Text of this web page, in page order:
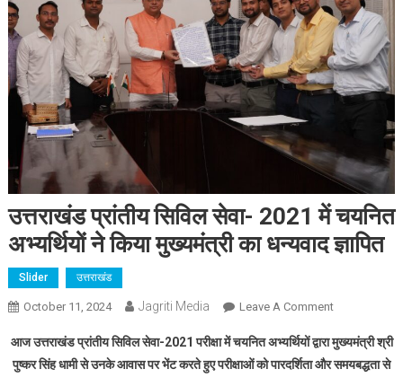
उत्तराखंड प्रांतीय सिविल सेवा- 2021 में चयनित
अभ्यर्थियों ने किया मुख्यमंत्री का धन्यवाद ज्ञापित
Slider उत्तराखंड
October 11, 2024 Jagriti Media Leave A CommentOn
प्रांतीय
सिविल
आज उत्तराखंड प्रांतीय सिविल सेवा-2021 परीक्षा में चयनित अभ्यर्थियों द्वारा मुख्यमंत्री श्री
पुष्कर सिंह धामी से उनके आवास पर भेंट करते हुए परीक्षाओं को पारदर्शिता और समयबद्धता से